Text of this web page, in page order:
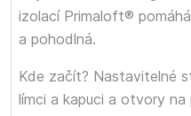
izolací Primaloft®
a pohodlná.
Kde začít? Nastavitelné
límci a kapuci a otvory